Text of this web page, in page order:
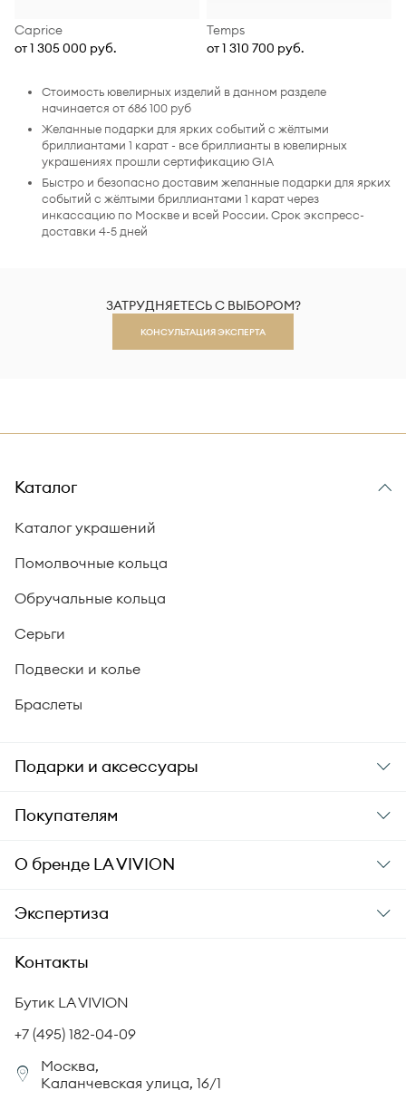
Caprice
от 1 305 000 руб.
Temps
от 1 310 700 руб.
Стоимость ювелирных изделий в данном разделе
начинается от 686 100 руб
Желанные подарки для ярких событий с жёлтыми
бриллиантами 1 карат - все бриллианты в ювелирных
украшениях прошли сертификацию GIA
Быстро и безопасно доставим желанные подарки для ярких
событий с жёлтыми бриллиантами 1 карат через
инкассацию по Москве и всей России. Срок экспресс-
доставки 4-5 дней
ЗАТРУДНЯЕТЕСЬ С ВЫБОРОМ?
КОНСУЛЬТАЦИЯ ЭКСПЕРТА
Каталог
Каталог украшений
Помолвочные кольца
Обручальные кольца
Серьги
Подвески и колье
Браслеты
Подарки и аксессуары
Подарки
Уход за украшениями
Аксессуары
Покупателям
Заказ и оплата
Гарантия подлинности
Комплект документов
Политика возврата
Сертификация бриллиантов
Юридическая информация
О бренде LA VIVION
О компании
СМИ о нас
Корпоративный портал
Экспертиза
Академия LA VIVION
Статьи
Контакты
Бутик LA VIVION
+7 (495) 182-04-09
Москва,
Каланчевская улица, 16/1